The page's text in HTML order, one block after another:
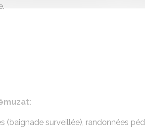
(baignade surveillée), randonnées